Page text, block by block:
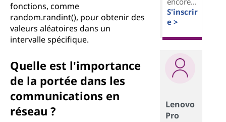
fonctions, comme
random.randint(), pour obtenir des
valeurs aléatoires dans un
intervalle spécifique.
Quelle est l'importance
de la portée dans les
communications en
réseau ?
S'inscrir
e >
Lenovo
Pro